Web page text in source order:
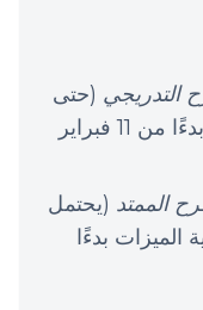
التدريجي (حتى
15 يومًا لإمكانية رؤية الميزات) بدءًا من 11 فبراير
الممتد (يحتمل
يومًا لرؤية الميزات بدءًا